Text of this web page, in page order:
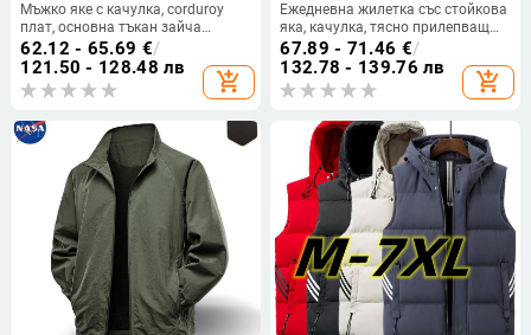
Мъжко яке с качулка, corduroy
плат, основна тъкан зайча
козина, едноредно закопчаване,
свободен силует
62.12 - 65.69 €/
121.50 - 128.48 лв
add_shopping_cart
Ежедневна жилетка със стойкова
яка, качулка, тясно прилепващ
силует, цип отпред, Corduroy плат
67.89 - 71.46 €/
132.78 - 139.76 лв
add_shopping_cart